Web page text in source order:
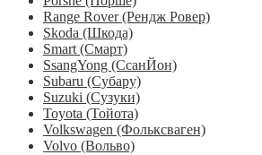
Range Rover (Рендж Ровер)
Skoda (Шкода)
Smart (Смарт)
SsangYong (СсанЙон)
Subaru (Субару)
Suzuki (Сузуки)
Toyota (Тойота)
Volkswagen (Фольксваген)
Volvo (Вольво)